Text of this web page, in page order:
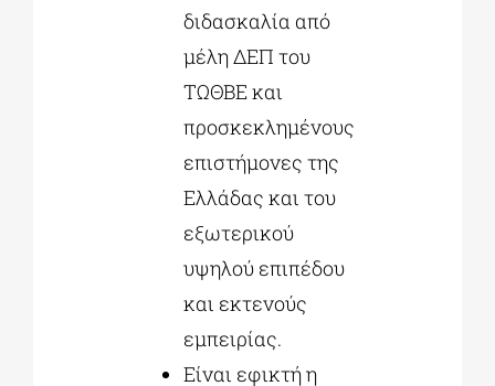
διδασκαλία από
μέλη ΔΕΠ του
ΤΩΘΒΕ και
προσκεκλημένους
επιστήμονες της
Ελλάδας και του
εξωτερικού
υψηλού επιπέδου
και εκτενούς
εμπειρίας.
Είναι εφικτή η